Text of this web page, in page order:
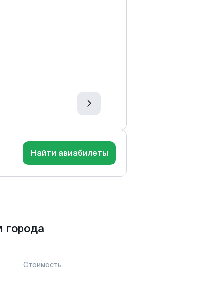
Найти авиабилеты
Стоимость